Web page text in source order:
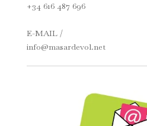
+34 616 487 696
E-MAIL /
info@masardevol.net